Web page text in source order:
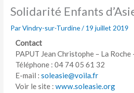
Solidarité Enfants
ParVindry-sur-Turdine/ 19 juillet 2019
Contact
PAPUT Jean Christophe – La
Téléphone : 04 74 05 61 32
E-mail :soleasie@voila.fr
Voir le site :www.soleasie.org